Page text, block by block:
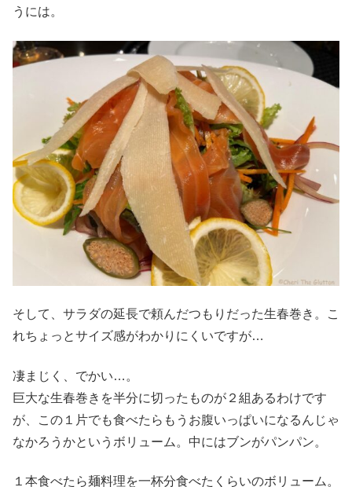
うには。
そして、サラダの延長で頼んだつもりだった生春巻き。こ
れちょっとサイズ感がわかりにくいですが…
凄まじく、でかい…。
巨大な生春巻きを半分に切ったものが２組あるわけです
が、この１片でも食べたらもうお腹いっぱいになるんじゃ
なかろうかというボリューム。中にはブンがパンパン。
１本食べたら麺料理を一杯分食べたくらいのボリューム。